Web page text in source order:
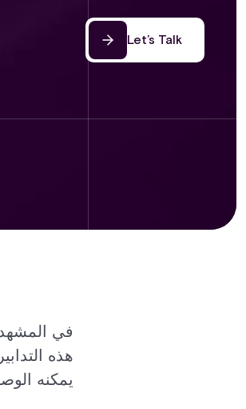
Let’s Talk
في المشهد
هذه
يمكنه